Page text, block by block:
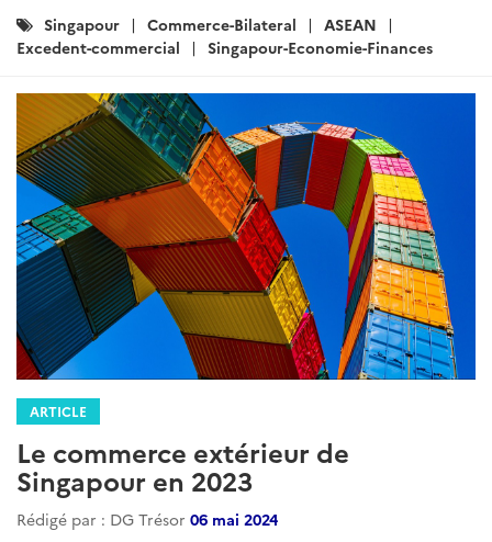
Catégories
:
Singapour Commerce-Bilateral
ASEAN
Excedent-commercial
Singapour-Economie-Finances
ARTICLE
Le commerce extérieur de
Singapour en 2023
Rédigé par : DG Trésor 06 mai 2024